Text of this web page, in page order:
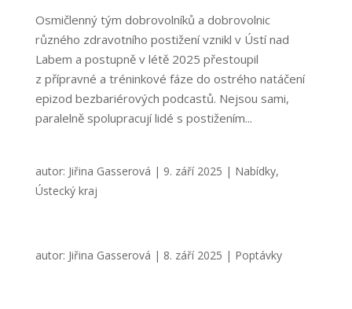
Osmičlenný tým dobrovolníků a dobrovolnic
různého zdravotního postižení vznikl v Ústí nad
Labem a postupně v létě 2025 přestoupil
z přípravné a tréninkové fáze do ostrého natáčení
epizod bezbariérových podcastů. Nejsou sami,
paralelně spolupracují lidé s postižením...
autor: Jiřina Gasserová | 9. září 2025 | Nabídky,
Ústecký kraj
autor: Jiřina Gasserová | 8. září 2025 | Poptávky